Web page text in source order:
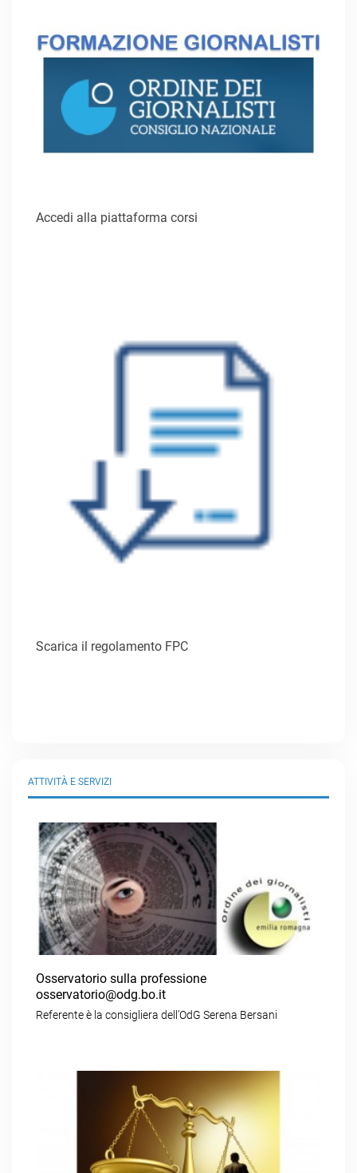
Accedi alla piattaforma corsi
Scarica il regolamento FPC
ATTIVITÀ E SERVIZI
Osservatorio sulla professione
osservatorio@odg.bo.it
Referente è la consigliera dell’OdG Serena Bersani